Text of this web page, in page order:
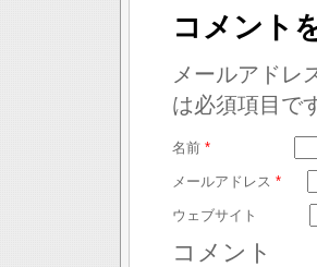
コメント
メールアドレ
は必須項目で
名前 *
メールアドレス *
ウェブサイト
コメント